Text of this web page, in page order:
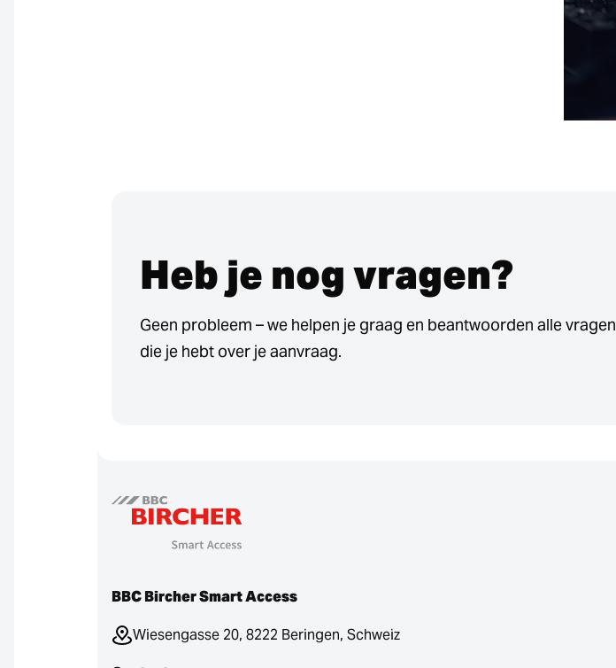
Heb je nog vragen?
Geen probleem – we helpen je graag en beantwoorden alle vragen
die je hebt over je aanvraag.
BBC Bircher Smart Access
Wiesengasse 20, 8222 Beringen, Schweiz